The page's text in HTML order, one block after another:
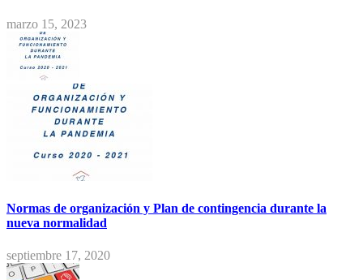
marzo 15, 2023
Normas de organización y Plan de contingencia durante la
nueva normalidad
septiembre 17, 2020